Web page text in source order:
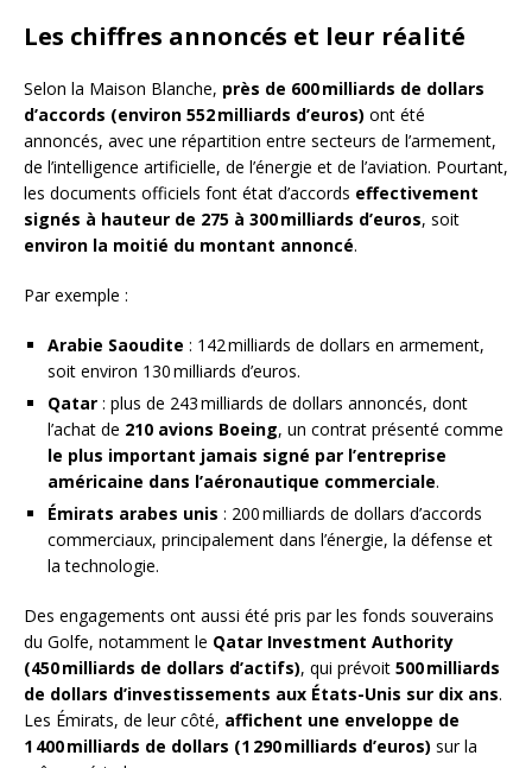
Les chiffres annoncés et leur réalité
Selon la Maison Blanche, près de 600 milliards de dollars
d’accords (environ 552 milliards d’euros) ont été
annoncés, avec une répartition entre secteurs de l’armement,
de l’intelligence artificielle, de l’énergie et de l’aviation. Pourtant,
les documents officiels font état d’accords effectivement
signés à hauteur de 275 à 300 milliards d’euros, soit
environ la moitié du montant annoncé.
Par exemple :
Arabie Saoudite : 142 milliards de dollars en armement,
soit environ 130 milliards d’euros.
Qatar : plus de 243 milliards de dollars annoncés, dont
l’achat de 210 avions Boeing, un contrat présenté comme
le plus important jamais signé par l’entreprise
américaine dans l’aéronautique commerciale.
Émirats arabes unis : 200 milliards de dollars d’accords
commerciaux, principalement dans l’énergie, la défense et
la technologie.
Des engagements ont aussi été pris par les fonds souverains
du Golfe, notamment le Qatar Investment Authority
(450 milliards de dollars d’actifs), qui prévoit 500 milliards
de dollars d’investissements aux États-Unis sur dix ans.
Les Émirats, de leur côté, affichent une enveloppe de
1 400 milliards de dollars (1 290 milliards d’euros) sur la